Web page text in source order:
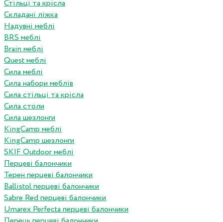
Стільці та крісла
Складані ліжка
Надувні меблі
BRS меблі
Brain меблі
Quest меблі
Сила меблі
Сила набори меблів
Сила стільці та крісла
Сила столи
Сила шезлонги
KingCamp меблі
KingCamp шезлонги
SKIF Outdoor меблі
Перцеві балончики
Терен перцеві балончики
Ballistol перцеві балончики
Sabre Red перцеві балончики
Umarex Perfecta перцеві балончики